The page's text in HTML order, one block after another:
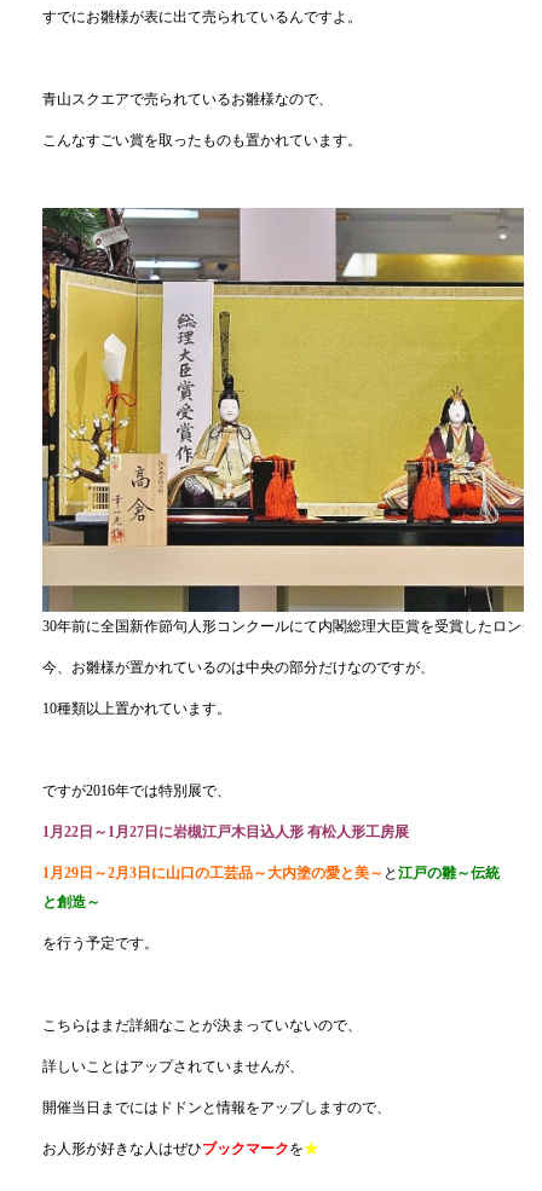
すでにお雛様が表に出て売られているんですよ。
青山スクエアで売られているお雛様なので、
こんなすごい賞を取ったものも置かれています。
30年前に全国新作節句人形コンクールにて内閣総理大臣賞を受賞したロング
今、お雛様が置かれているのは中央の部分だけなのですが、
10種類以上置かれています。
ですが2016年では特別展で、
1月22日～1月27日に岩槻江戸木目込人形 有松人形工房展
1月29日～2月3日に山口の工芸品～大内塗の愛と美～ と江戸の雛～伝統
と創造～
を行う予定です。
こちらはまだ詳細なことが決まっていないので、
詳しいことはアップされていませんが、
開催当日までにはドドンと情報をアップしますので、
お人形が好きな人はぜひブックマークを★